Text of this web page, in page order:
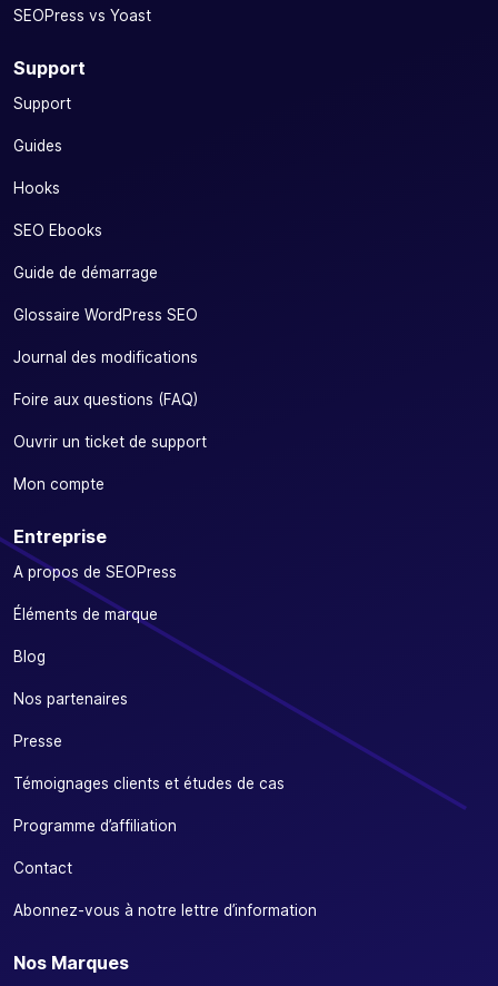
SEOPress vs Yoast
Support
Support
Guides
Hooks
SEO Ebooks
Guide de démarrage
Glossaire WordPress SEO
Journal des modifications
Foire aux questions (FAQ)
Ouvrir un ticket de support
Mon compte
Entreprise
A propos de SEOPress
Éléments de marque
Blog
Nos partenaires
Presse
Témoignages clients et études de cas
Programme d’affiliation
Contact
Abonnez-vous à notre lettre d’information
Nos Marques